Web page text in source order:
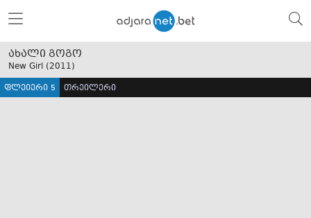
ახალი გოგო
New Girl (2011)
ფლეიერი 5 თრეილერი